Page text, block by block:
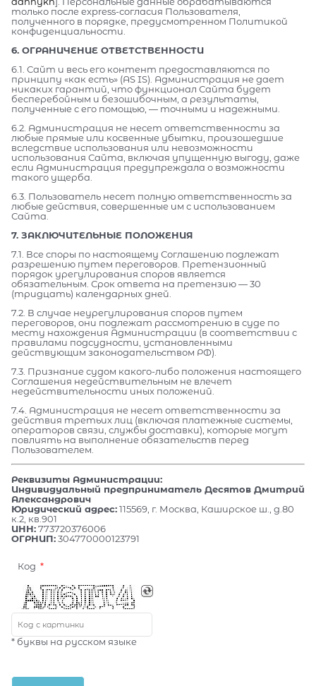
только после express-согласия Пользователя,
полученного в порядке, предусмотренном Политикой
конфиденциальности.
6. ОГРАНИЧЕНИЕ ОТВЕТСТВЕННОСТИ
6.1. Сайт и весь его контент предоставляются по
принципу «как есть» (AS IS). Администрация не дает
никаких гарантий, что функционал Сайта будет
бесперебойным и безошибочным, а результаты,
полученные с его помощью, — точными и надежными.
6.2. Администрация не несет ответственности за
любые прямые или косвенные убытки, произошедшие
вследствие использования или невозможности
использования Сайта, включая упущенную выгоду, даже
если Администрация предупреждала о возможности
такого ущерба.
6.3. Пользователь несет полную ответственность за
любые действия, совершенные им с использованием
Сайта.
7. ЗАКЛЮЧИТЕЛЬНЫЕ ПОЛОЖЕНИЯ
7.1. Все споры по настоящему Соглашению подлежат
разрешению путем переговоров. Претензионный
порядок урегулирования споров является
обязательным. Срок ответа на претензию — 30
(тридцать) календарных дней.
7.2. В случае неурегулирования споров путем
переговоров, они подлежат рассмотрению в суде по
месту нахождения Администрации (в соответствии с
правилами подсудности, установленными
действующим законодательством РФ).
7.3. Признание судом какого-либо положения настоящего
Соглашения недействительным не влечет
недействительности иных положений.
7.4. Администрация не несет ответственности за
действия третьих лиц (включая платежные системы,
операторов связи, службы доставки), которые могут
повлиять на выполнение обязательств перед
Пользователем.
Реквизиты Администрации:
Индивидуальный предприниматель Десятов Дмитрий
Александрович
Юридический адрес:115569, г. Москва, Каширское ш., д.80
к.2, кв.901
ИНН:773720376006
ОГРНИП:304770000123791
Код
* буквы на русском языке